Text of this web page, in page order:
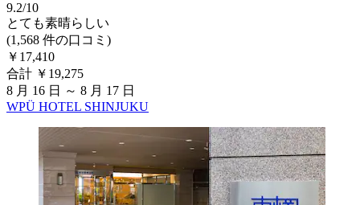
9.2/10
とても素晴らしい
(1,568 件の口コミ)
￥17,410
合計 ￥19,275
8 月 16 日 ～ 8 月 17 日
WPÜ HOTEL SHINJUKU